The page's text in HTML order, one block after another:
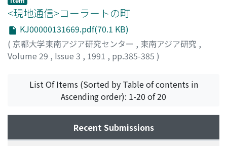
<現地通信>コーラートの町
KJ00000131669.pdf(70.1 KB)
( 京都大学東南アジア研究センター , 東南アジア研究 ,
Volume 29 , Issue 3 , 1991 , pp.385-385 )
List Of Items (Sorted by Table of contents in
Ascending order): 1-20 of 20
Recent Submissions